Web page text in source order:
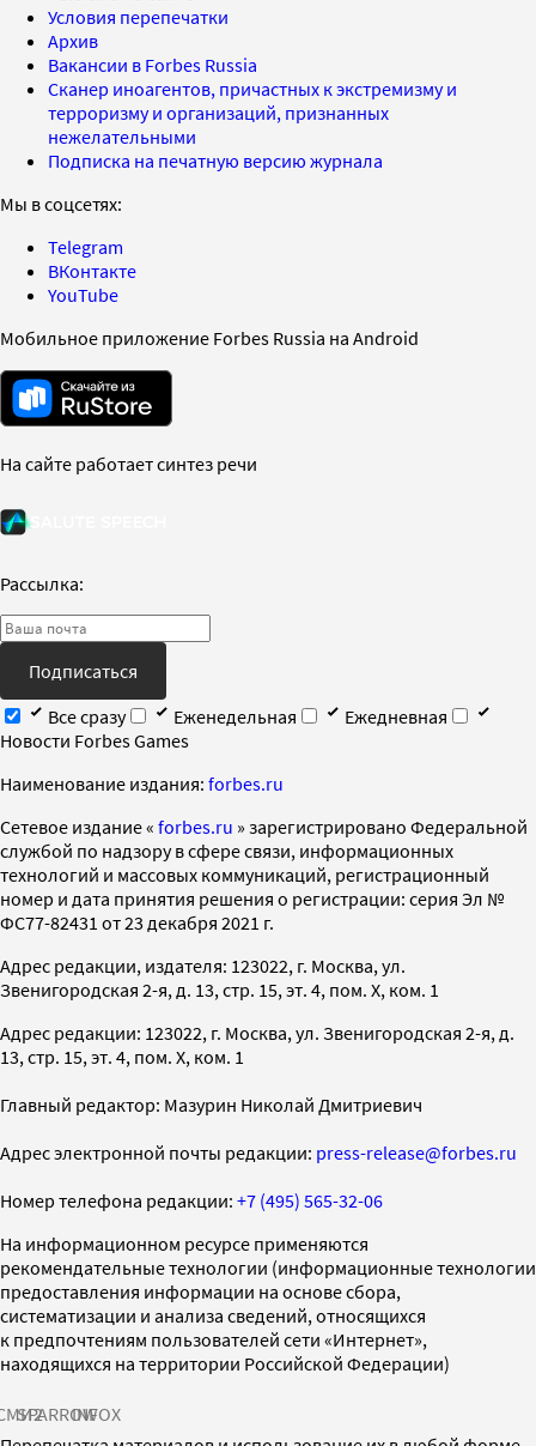
Условия перепечатки
Архив
Вакансии в Forbes Russia
Сканер иноагентов, причастных к экстремизму и
терроризму и организаций, признанных
нежелательными
Подписка на печатную версию журнала
Мы в соцсетях:
Telegram
ВКонтакте
YouTube
Мобильное приложение Forbes Russia на Android
На сайте работает синтез речи
Рассылка:
Подписаться
Все сразу
Еженедельная
Ежедневная
Новости Forbes Games
Наименование издания: forbes.ru
Cетевое издание « forbes.ru » зарегистрировано Федеральной
службой по надзору в сфере связи, информационных
технологий и массовых коммуникаций, регистрационный
номер и дата принятия решения о регистрации: серия Эл №
ФС77-82431 от 23 декабря 2021 г.
Адрес редакции, издателя: 123022, г. Москва, ул.
Звенигородская 2-я, д. 13, стр. 15, эт. 4, пом. X, ком. 1
Адрес редакции: 123022, г. Москва, ул. Звенигородская 2-я, д.
13, стр. 15, эт. 4, пом. X, ком. 1
Главный редактор: Мазурин Николай Дмитриевич
Адрес электронной почты редакции: press-release@forbes.ru
Номер телефона редакции: +7 (495) 565-32-06
На информационном ресурсе применяются
рекомендательные технологии (информационные технологии
предоставления информации на основе сбора,
систематизации и анализа сведений, относящихся
к предпочтениям пользователей сети «Интернет»,
находящихся на территории Российской Федерации)
SPARROWINFOX